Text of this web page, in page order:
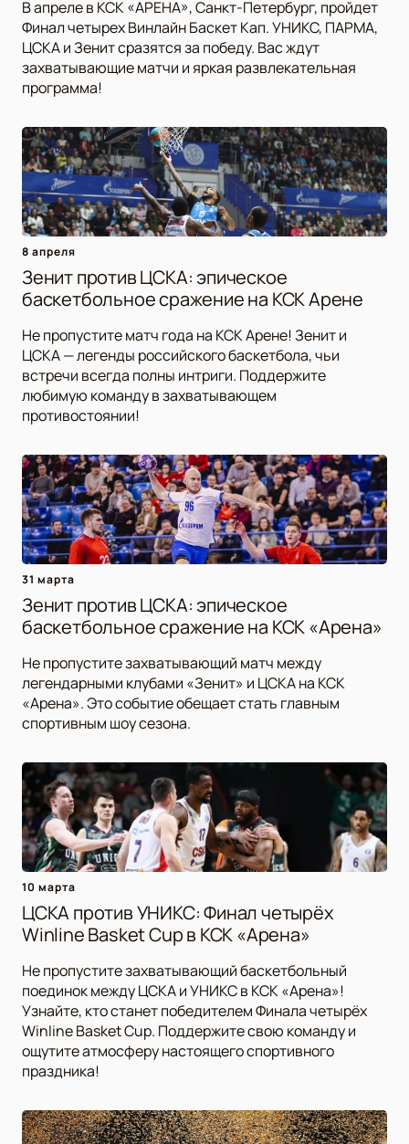
В апреле в КСК «АРЕНА», Санкт-Петербург, пройдет
Финал четырех Винлайн Баскет Кап. УНИКС, ПАРМА,
ЦСКА и Зенит сразятся за победу. Вас ждут
захватывающие матчи и яркая развлекательная
программа!
8 апреля
Зенит против ЦСКА: эпическое
баскетбольное сражение на КСК Арене
Не пропустите матч года на КСК Арене! Зенит и
ЦСКА — легенды российского баскетбола, чьи
встречи всегда полны интриги. Поддержите
любимую команду в захватывающем
противостоянии!
31 марта
Зенит против ЦСКА: эпическое
баскетбольное сражение на КСК «Арена»
Не пропустите захватывающий матч между
легендарными клубами «Зенит» и ЦСКА на КСК
«Арена». Это событие обещает стать главным
спортивным шоу сезона.
10 марта
ЦСКА против УНИКС: Финал четырёх
Winline Basket Cup в КСК «Арена»
Не пропустите захватывающий баскетбольный
поединок между ЦСКА и УНИКС в КСК «Арена»!
Узнайте, кто станет победителем Финала четырёх
Winline Basket Cup. Поддержите свою команду и
ощутите атмосферу настоящего спортивного
праздника!